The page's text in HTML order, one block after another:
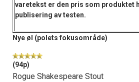
varetekst er den pris som produktet
publisering av testen.
Nye øl (polets fokusområde)
(94p)
Rogue Shakespeare Stout